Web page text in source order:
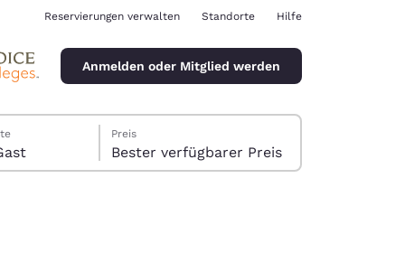
Reservierungen verwalten Standorte Hilfe
Anmelden oder Mitglied werden
1 Gast
Preis
Bester verfügbarer Preis